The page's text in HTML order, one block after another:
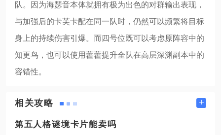
队。因为海瑟音本体就拥有极为出色的对群输出表现，
与加强后的卡芙卡配在同一队时，仍然可以频繁将目标
身上的持续伤害引爆。而四号位既可以考虑原阵容中的
知更鸟，也可以使用藿藿提升全队在高层深渊副本中的
容错性。
相关攻略 +
第五人格谜境卡片能卖吗